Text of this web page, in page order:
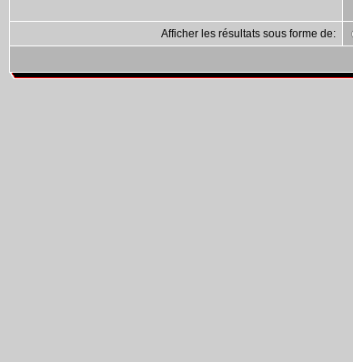
Afficher les résultats sous forme de: